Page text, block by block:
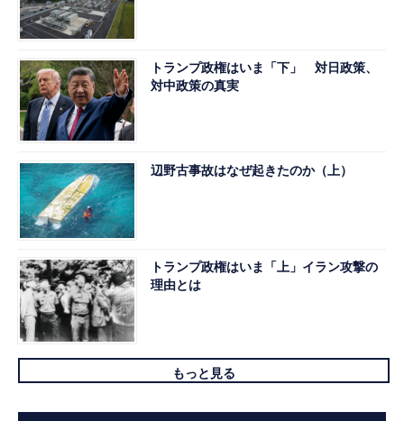
トランプ政権はいま「下」 対日政策、
対中政策の真実
辺野古事故はなぜ起きたのか（上）
トランプ政権はいま「上」イラン攻撃の
理由とは
もっと見る